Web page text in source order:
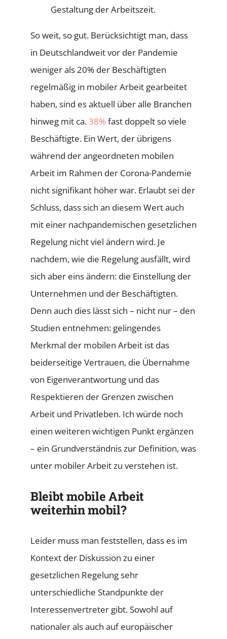
Gestaltung der Arbeitszeit.
So weit, so gut. Berücksichtigt man, dass
in Deutschlandweit vor der Pandemie
weniger als 20% der Beschäftigten
regelmäßig in mobiler Arbeit gearbeitet
haben, sind es aktuell über alle Branchen
hinweg mit ca.38% fast doppelt so viele
Beschäftigte. Ein Wert, der übrigens
während der angeordneten mobilen
Arbeit im Rahmen der Corona-Pandemie
nicht signifikant höher war. Erlaubt sei der
Schluss, dass sich an diesem Wert auch
mit einer nachpandemischen gesetzlichen
Regelung nicht viel ändern wird. Je
nachdem, wie die Regelung ausfällt, wird
sich aber eins ändern: die Einstellung der
Unternehmen und der Beschäftigten.
Denn auch dies lässt sich – nicht nur – den
Studien entnehmen: gelingendes
Merkmal der mobilen Arbeit ist das
beiderseitige Vertrauen, die Übernahme
von Eigenverantwortung und das
Respektieren der Grenzen zwischen
Arbeit und Privatleben. Ich würde noch
einen weiteren wichtigen Punkt ergänzen
– ein Grundverständnis zur Definition, was
unter mobiler Arbeit zu verstehen ist.
Bleibt mobile Arbeit
weiterhin mobil?
Leider muss man feststellen, dass es im
Kontext der Diskussion zu einer
gesetzlichen Regelung sehr
unterschiedliche Standpunkte der
Interessenvertreter gibt. Sowohl auf
nationaler als auch auf europäischer